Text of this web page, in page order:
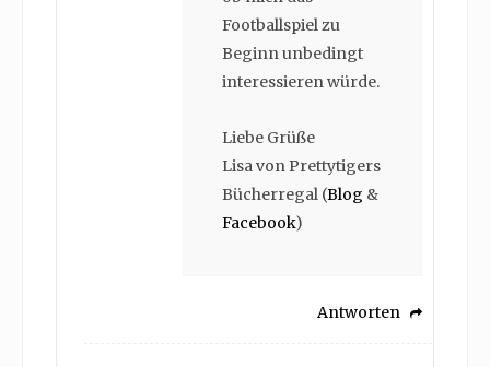
Footballspiel zu
Beginn unbedingt
interessieren würde.
Liebe Grüße
Lisa von Prettytigers
Bücherregal (Blog &
Facebook)
Antworten